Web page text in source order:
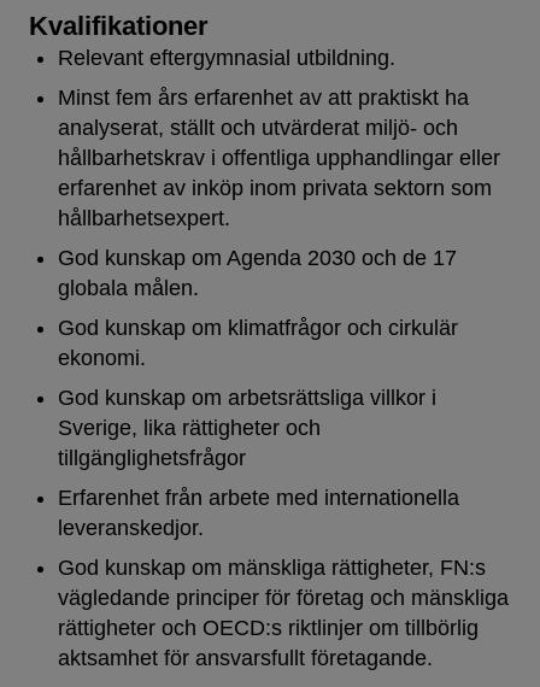
Kvalifikationer
Relevant eftergymnasial utbildning.
Minst fem års erfarenhet av att praktiskt ha
analyserat, ställt och utvärderat miljö- och
hållbarhetskrav i offentliga upphandlingar eller
erfarenhet av inköp inom privata sektorn som
hållbarhetsexpert.
God kunskap om Agenda 2030 och de 17
globala målen.
God kunskap om klimatfrågor och cirkulär
ekonomi.
God kunskap om arbetsrättsliga villkor i
Sverige, lika rättigheter och
tillgänglighetsfrågor
Erfarenhet från arbete med internationella
leveranskedjor.
God kunskap om mänskliga rättigheter, FN:s
vägledande principer för företag och mänskliga
rättigheter och OECD:s riktlinjer om tillbörlig
aktsamhet för ansvarsfullt företagande.